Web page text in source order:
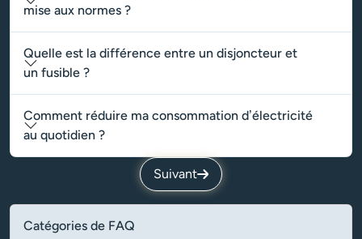
mise aux normes ?
Quelle est la différence entre un disjoncteur et
un fusible ?
Comment réduire ma consommation d’électricité
au quotidien ?
Suivant
Catégories de FAQ